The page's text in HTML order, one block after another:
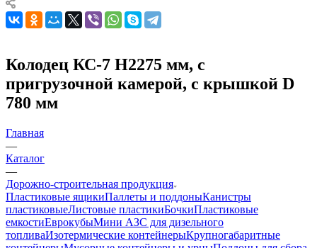
Колодец КС-7 H2275 мм, с
пригрузочной камерой, с крышкой D
780 мм
Главная
—
Каталог
—
Дорожно-строительная продукция
Пластиковые ящикиПаллеты и поддоныКанистры
пластиковыеЛистовые пластикиБочкиПластиковые
емкостиЕврокубыМини АЗС для дизельного
топливаИзотермические контейнерыКрупногабаритные